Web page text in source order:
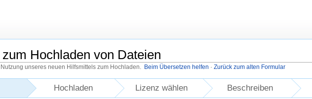
Hochladen von Dateien
unseres neuen Hilfsmittels zum Hochladen. Beim Übersetzen helfen · Zurück zum alten Formular
Hochladen Lizenz wählen Beschreiben